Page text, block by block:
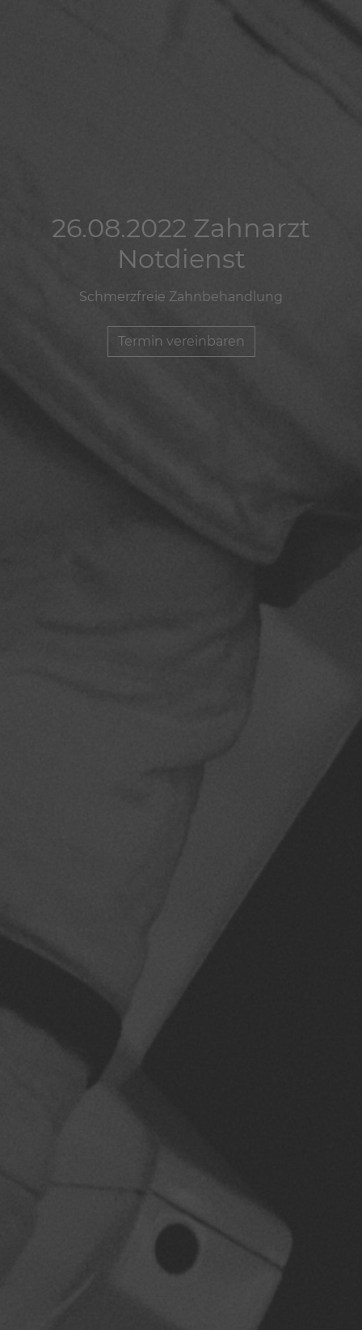
26.08.2022 Zahnarzt
Notdienst
Schmerzfreie Zahnbehandlung
Termin vereinbaren
26.08.2022 Zahnarzt
Notdienst
Schmerzfreie Zahnbehandlung
Termin vereinbaren
26.08.2022 Zahnarzt
Notdienst
Schmerzfreie Zahnbehandlung
Termin vereinbaren